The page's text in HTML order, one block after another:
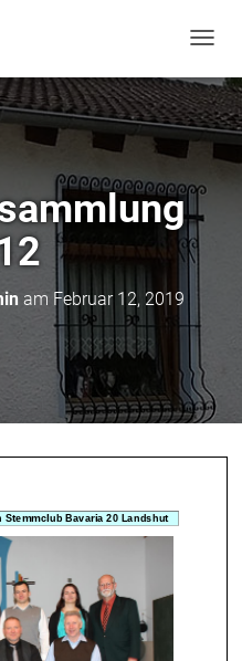
A
V
I
O
A
L
T
N
am Februar 12, 2019